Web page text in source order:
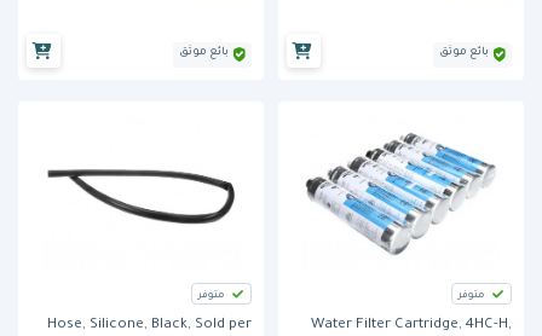
بائع موثق بائع موثق
متوفر
Water Filter Cartridge, 4HC-H,
متوفر
Hose, Silicone, Black, Sold per